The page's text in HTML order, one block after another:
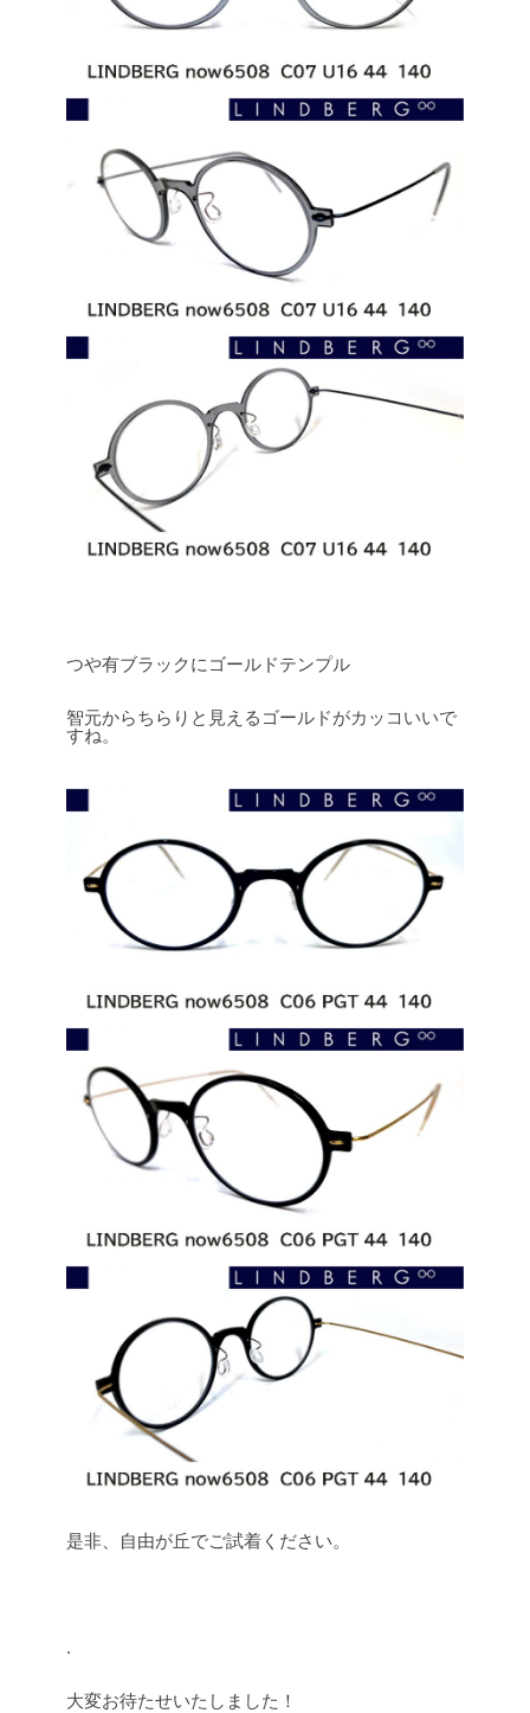
つや有ブラックにゴールドテンプル
智元からちらりと見えるゴールドがカッコいいで
すね。
是非、自由が丘でご試着ください。
.
大変お待たせいたしました！